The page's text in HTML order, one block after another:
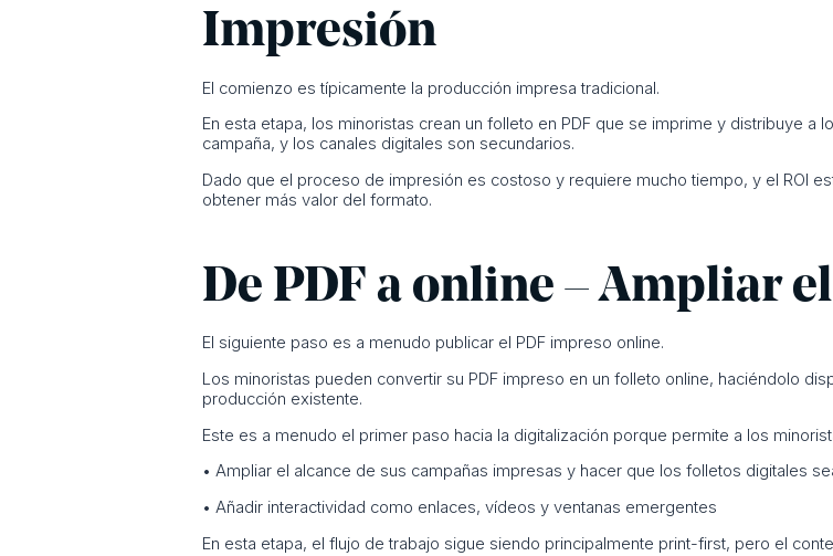
Impresión
El comienzo es típicamente la producción impresa tradicional.
En esta etapa, los minoristas crean un folleto en PDF que se imprime y distribuye a
campaña, y los canales digitales son secundarios.
Dado que el proceso de impresión es costoso y requiere mucho tiempo, y el ROI
obtener más valor del formato.
De PDF a online – Ampliar
El siguiente paso es a menudo publicar el PDF impreso online.
Los minoristas pueden convertir su PDF impreso en un folleto online, haciéndolo
producción existente.
Este es a menudo el primer paso hacia la digitalización porque permite a los
• Ampliar el alcance de sus campañas impresas y hacer que los folletos digitales
• Añadir interactividad como enlaces, vídeos y ventanas emergentes
En esta etapa, el flujo de trabajo sigue siendo principalmente print-first, pero el